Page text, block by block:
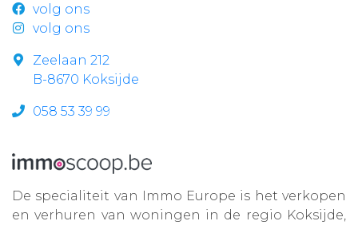
volg ons
volg ons
Zeelaan 212
B-8670 Koksijde
058 53 39 99
De specialiteit van Immo Europe is het verkopen
en verhuren van woningen in de regio Koksijde,